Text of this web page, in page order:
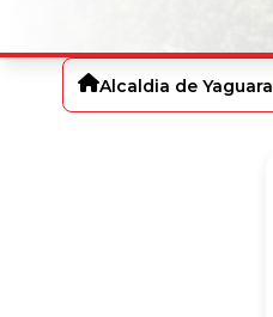
Alcaldia de Yaguara